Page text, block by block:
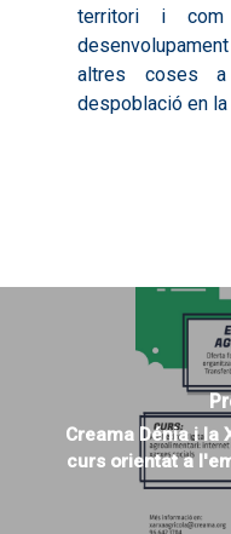
territori i com
altres coses
despoblació en
Creama Dénia i la
curs orientat a